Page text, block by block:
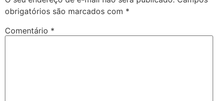
obrigatórios são marcados com *
Comentário *